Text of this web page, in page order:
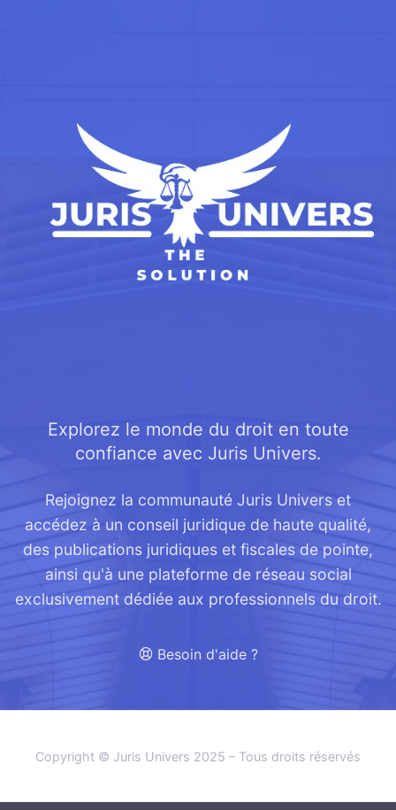
Explorez le monde du droit en toute
confiance avec Juris Univers.
Rejoignez la communauté Juris Univers et
accédez à un conseil juridique de haute qualité,
des publications juridiques et fiscales de pointe,
ainsi qu'à une plateforme de réseau social
exclusivement dédiée aux professionnels du droit.
Besoin d'aide ?
Copyright © Juris Univers 2025 – Tous droits réservés